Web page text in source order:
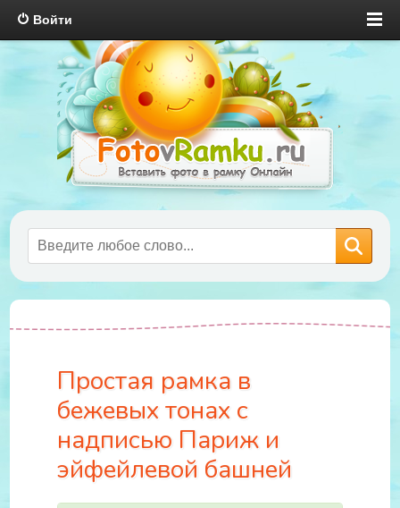
Войти
Простая рамка в
бежевых тонах с
надписью Париж и
эйфейлевой башней